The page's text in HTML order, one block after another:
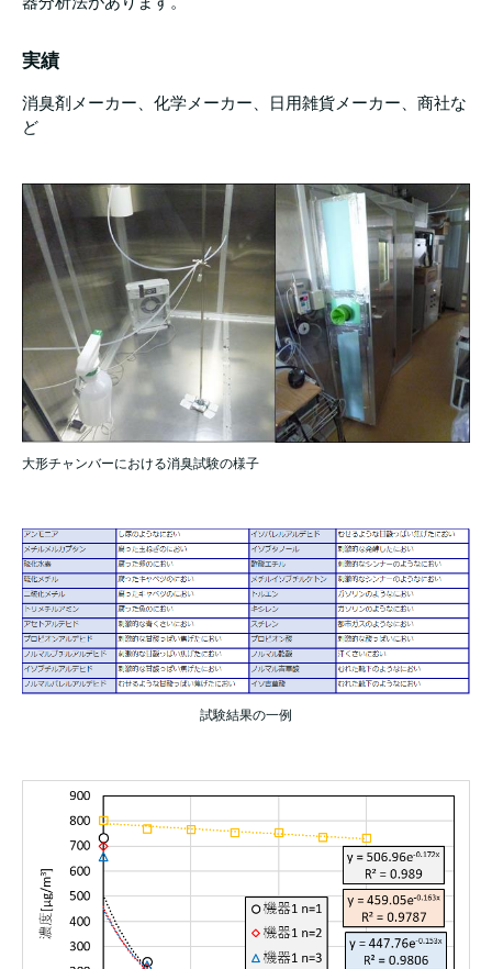
実績
消臭剤メーカー、化学メーカー、日用雑貨メーカー、商社な
ど
大形チャンバーにおける消臭試験の様子
試験結果の一例